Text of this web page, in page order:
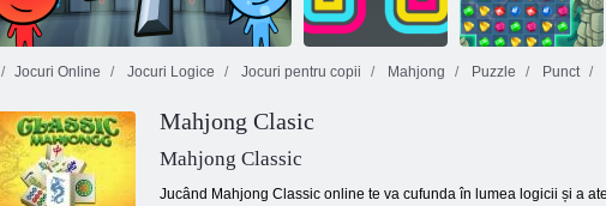
Smarty bule Xmas Edition
unsprezece
Cookie Crush 2
Jocuri Online Jocuri Logice Jocuri pentru copii Mahjong Puzzle Punct
Mahjong Clasic
Mahjong Classic
Jucând Mahjong Classic online te va cufunda în lumea logicii și a